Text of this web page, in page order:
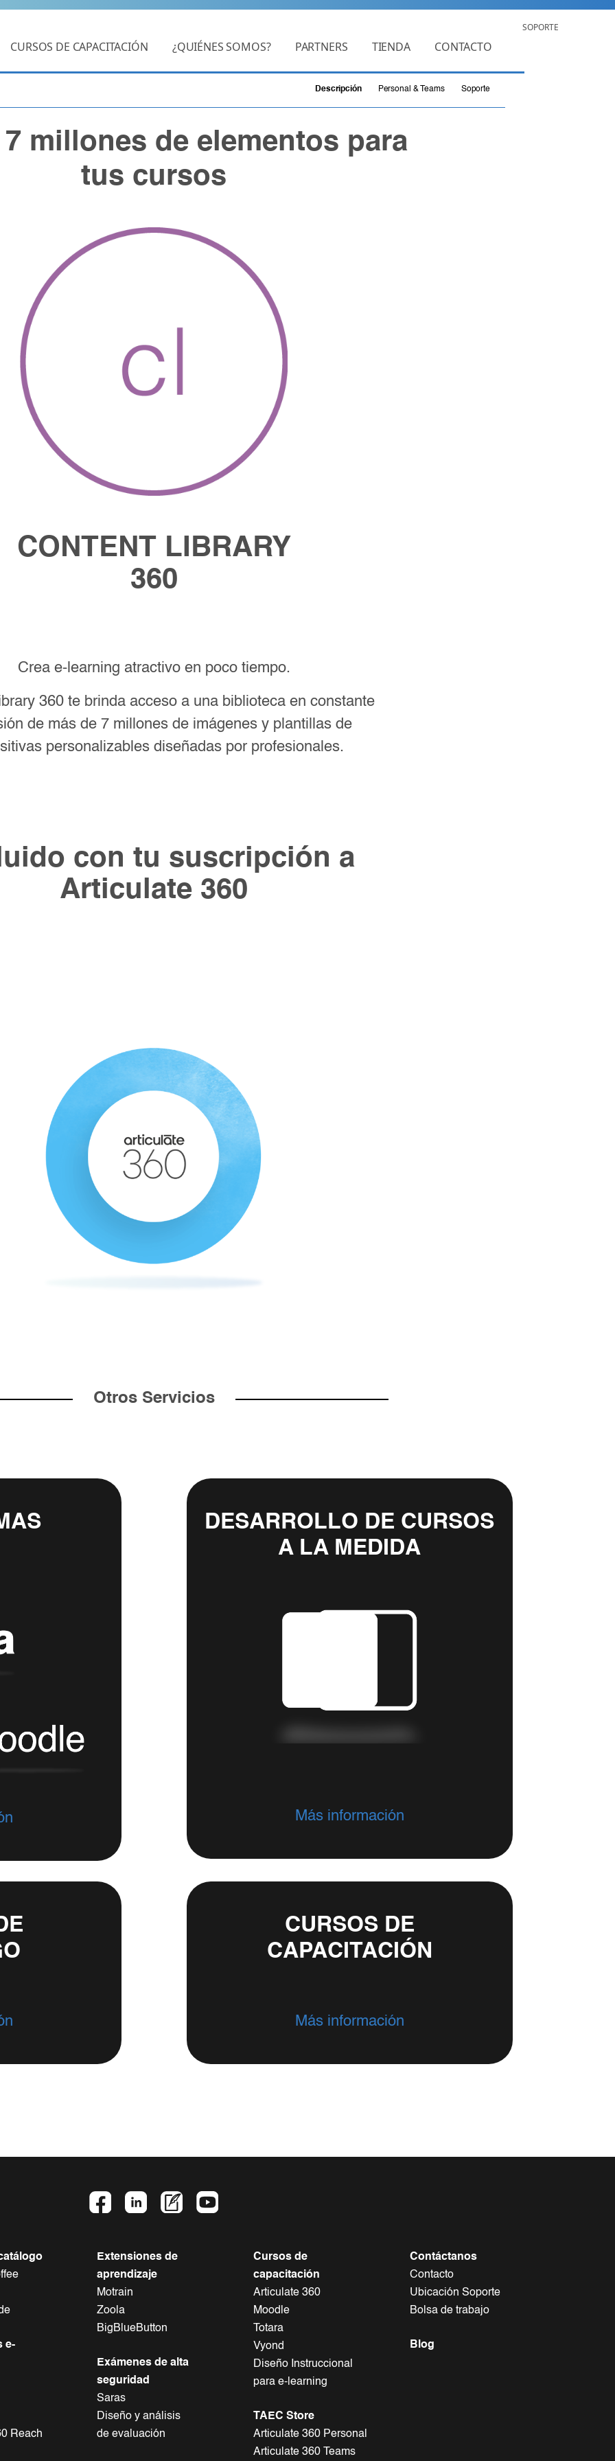
SOPORTE
CURSOS DE CAPACITACIÓN ¿QUIÉNES SOMOS? PARTNERS TIENDA CONTACTO
Descripción Personal & Teams Soporte
7 millones de elementos para
tus cursos
CONTENT LIBRARY
360
Crea e-learning atractivo en poco tiempo.
360 te brinda acceso a una biblioteca en constante
de más de 7 millones de imágenes y plantillas de
personalizables diseñadas por profesionales.
con tu suscripción a
Articulate 360
Otros Servicios
DESARROLLO DE CURSOS
A LA MEDIDA
Más información
CURSOS DE
CAPACITACIÓN
Más información
e-
Reach
Extensiones de
aprendizaje
Motrain
Zoola
BigBlueButton
Exámenes de alta
seguridad
Saras
Diseño y análisis
de evaluación
Cursos de
capacitación
Articulate 360
Moodle
Totara
Vyond
Diseño Instruccional
para e-learning
TAEC Store
Articulate 360 Personal
Articulate 360 Teams
Contáctanos
Contacto
Ubicación Soporte
Bolsa de trabajo
Blog